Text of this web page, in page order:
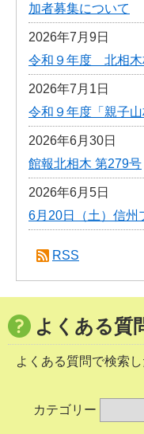
加者募集について
2026年7月9日
令和９年度 北相木
2026年7月1日
令和９年度「親子
2026年6月30日
館報北相木 第279号
2026年6月5日
6月20日（土）信州
RSS
よくある質
よくある質問で検索
カテゴリー